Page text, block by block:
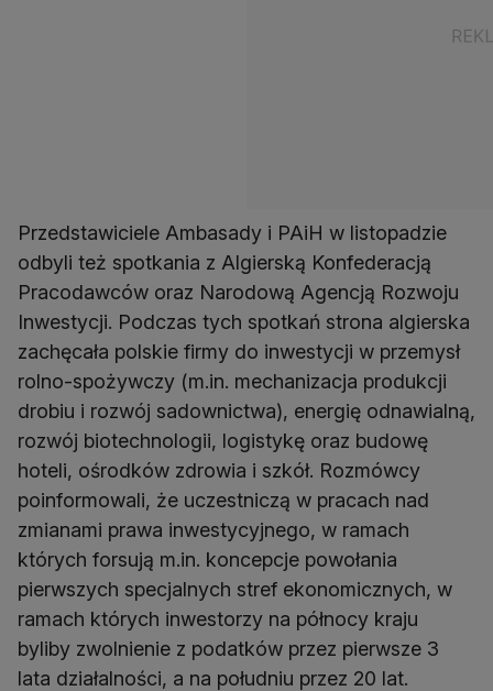
Przedstawiciele Ambasady i PAiH w listopadzie
odbyli też spotkania z Algierską Konfederacją
Pracodawców oraz Narodową Agencją Rozwoju
Inwestycji. Podczas tych spotkań strona algierska
zachęcała polskie firmy do inwestycji w przemysł
rolno-spożywczy (m.in. mechanizacja produkcji
drobiu i rozwój sadownictwa), energię odnawialną,
rozwój biotechnologii, logistykę oraz budowę
hoteli, ośrodków zdrowia i szkół. Rozmówcy
poinformowali, że uczestniczą w pracach nad
zmianami prawa inwestycyjnego, w ramach
których forsują m.in. koncepcje powołania
pierwszych specjalnych stref ekonomicznych, w
ramach których inwestorzy na północy kraju
byliby zwolnienie z podatków przez pierwsze 3
lata działalności, a na południu przez 20 lat.